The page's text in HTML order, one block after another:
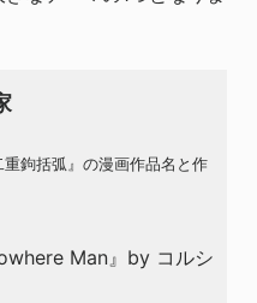
鉤括弧』の漫画作品名と作
Man』by コルシ